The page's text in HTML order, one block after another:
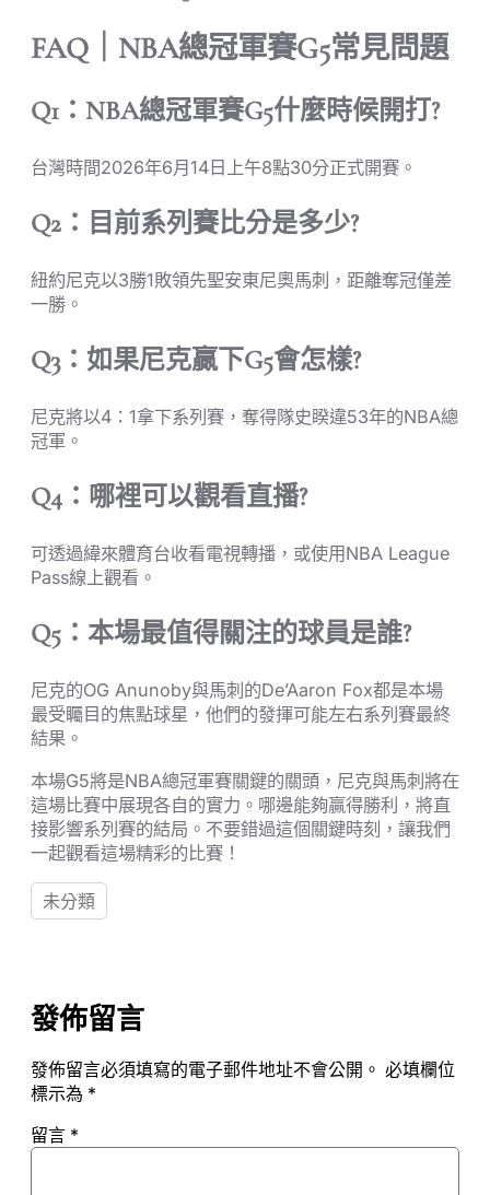
FAQ｜NBA總冠軍賽G5常見問題
Q1：NBA總冠軍賽G5什麼時候開打?
台灣時間2026年6月14日上午8點30分正式開賽。
Q2：目前系列賽比分是多少?
紐約尼克以3勝1敗領先聖安東尼奧馬刺，距離奪冠僅差
一勝。
Q3：如果尼克贏下G5會怎樣?
尼克將以4：1拿下系列賽，奪得隊史睽違53年的NBA總
冠軍。
Q4：哪裡可以觀看直播?
可透過緯來體育台收看電視轉播，或使用NBA League
Pass線上觀看。
Q5：本場最值得關注的球員是誰?
尼克的OG Anunoby與馬刺的De’Aaron Fox都是本場
最受矚目的焦點球星，他們的發揮可能左右系列賽最終
結果。
本場G5將是NBA總冠軍賽關鍵的關頭，尼克與馬刺將在
這場比賽中展現各自的實力。哪邊能夠贏得勝利，將直
接影響系列賽的結局。不要錯過這個關鍵時刻，讓我們
一起觀看這場精彩的比賽！
未分類
發佈留言
發佈留言必須填寫的電子郵件地址不會公開。 必填欄位
標示為 *
留言 *